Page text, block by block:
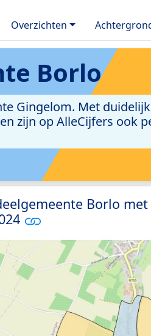
Overzichten
Borlo
Gingelom. Met
zijn op AlleCijfers ook
Borlo